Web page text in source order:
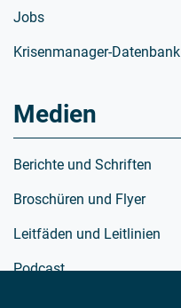
Jobs
Krisenmanager-Datenbank
Medien
Berichte und Schriften
Broschüren und Flyer
Leitfäden und Leitlinien
Podcast